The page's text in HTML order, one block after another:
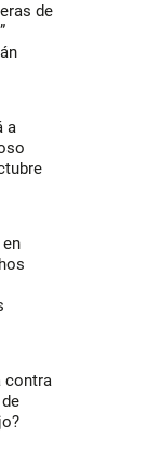
de
a
contra